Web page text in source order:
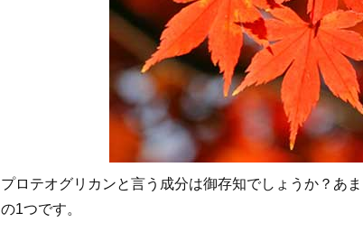
プロテオグリカンと言う成分は御存知でしょうか？あ
の1つです。